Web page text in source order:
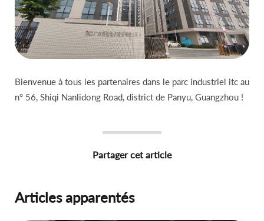
Bienvenue à tous les partenaires dans le parc industriel itc au
n° 56, Shiqi Nanlidong Road, district de Panyu, Guangzhou !
Partager cet article
Articles apparentés